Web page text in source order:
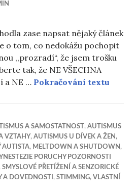
zase napsat nějaký článek
o tom, co nedokážu pochopit
,,prozradí“, že jsem trošku
tak, že NE VŠECHNA
a NE … Pokračování textu
A SAMOSTATNOST ,AUTISMUS
VZTAHY,AUTISMUS U DÍVEK A ŽEN ,
AUTISTA, MELTDOWN A SHUTDOWN ,
PORUCHY POZORNOSTI
,SMYSLOVÉ PŘETÍŽENÍ A SENZORICKÉ
A DOVEDNOSTI ,STIMMING, VLASTNÍ